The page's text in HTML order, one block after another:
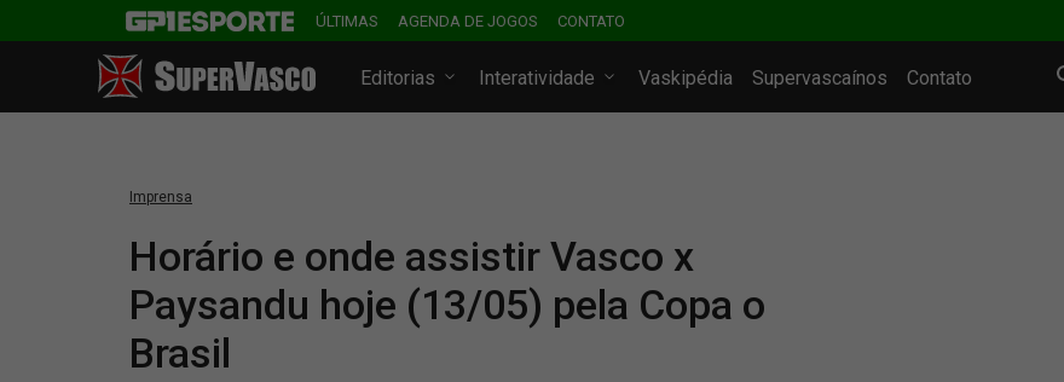
ÚLTIMAS AGENDA DE JOGOS CONTATO
Editorias Interatividade Vaskipédia Supervascaínos Contato
Imprensa
Horário e onde assistir Vasco x
Paysandu hoje (13/05) pela Copa o
Brasil